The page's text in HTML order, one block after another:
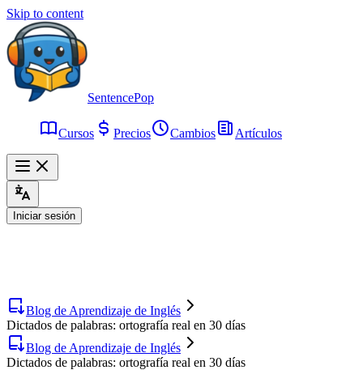
Skip to content
SentencePop
Cursos Precios Cambios Artículos
Iniciar sesión
Blog de Aprendizaje de Inglés
Dictados de palabras: ortografía real en 30 días
Blog de Aprendizaje de Inglés
Dictados de palabras: ortografía real en 30 días